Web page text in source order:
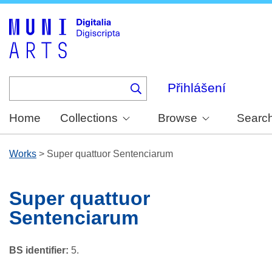
Přihlášení
Home Collections Browse
Works > Super quattuor Sentenciarum
Super quattuor
Sentenciarum
BS identifier: 5.